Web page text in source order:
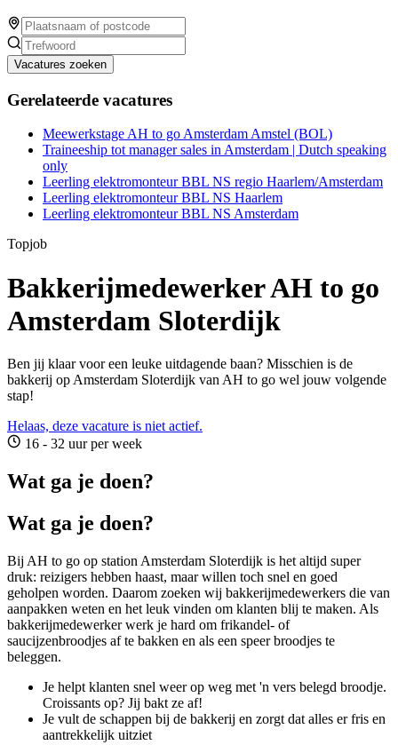
Vacatures zoeken
Gerelateerde vacatures
Meewerkstage AH to go Amsterdam Amstel (BOL)
Traineeship tot manager sales in Amsterdam | Dutch speaking
only
Leerling elektromonteur BBL NS regio Haarlem/Amsterdam
Leerling elektromonteur BBL NS Haarlem
Leerling elektromonteur BBL NS Amsterdam
Topjob
Bakkerijmedewerker AH to go
Amsterdam Sloterdijk
Ben jij klaar voor een leuke uitdagende baan? Misschien is de
bakkerij op Amsterdam Sloterdijk van AH to go wel jouw volgende
stap!
Helaas, deze vacature is niet actief.
16 - 32 uur per week
Wat ga je doen?
Wat ga je doen?
Bij AH to go op station Amsterdam Sloterdijk is het altijd super
druk: reizigers hebben haast, maar willen toch snel en goed
geholpen worden. Daarom zoeken wij bakkerijmedewerkers die van
aanpakken weten en het leuk vinden om klanten blij te maken. Als
bakkerijmedewerker werk je hard om frikandel- of
saucijzenbroodjes af te bakken en als een speer broodjes te
beleggen.
Je helpt klanten snel weer op weg met 'n vers belegd broodje.
Croissants op? Jij bakt ze af!
Je vult de schappen bij de bakkerij en zorgt dat alles er fris en
aantrekkelijk uitziet